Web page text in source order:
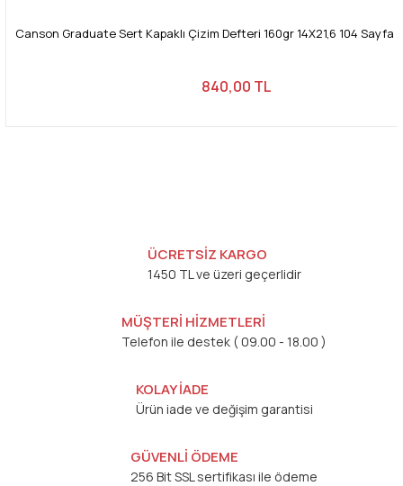
Canson Graduate Sert Kapaklı Çizim Defteri 160gr 14X21,6 104 Sayfa
840,00 TL
ÜCRETSİZ KARGO
1450 TL ve üzeri geçerlidir
MÜŞTERİ HİZMETLERİ
Telefon ile destek ( 09.00 - 18.00 )
KOLAY İADE
Ürün iade ve değişim garantisi
GÜVENLİ ÖDEME
256 Bit SSL sertifikası ile ödeme